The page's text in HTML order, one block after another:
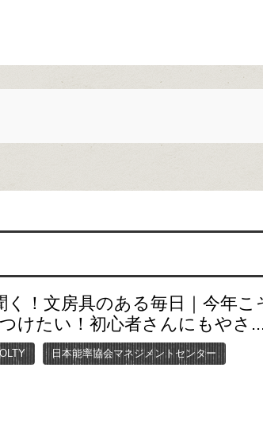
く！文房具のある毎日｜今年こ
けたい！初心者さんにもやさ
日本能率協会マネジメントセンター